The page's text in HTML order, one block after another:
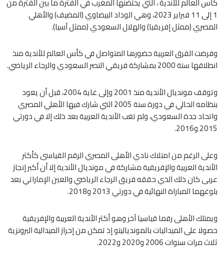
1 إلى 11 فبراير 2023، وهي الوداد البيضاوي (المضيف) والأهلي
المصري (ممثل إفريقيا) والهلال السعودي (ممثل آسيا).
وفرضت الفرق العربية حضورها المتواصل في كأس العالم للأندية منذ
انطلاقها سنة 2000 بمشاركة فريقي النصر السعودي والرجاء الرياضي.
وتوقف مونديال الأندية منذ 2001 وإلى غاية 2004، قبل أن يعود
بنظامه الحالي في دورة سنة 2005 التي شارك فيها الأهلي المصري
واتحاد جدة السعودي، ولم تغب الأندية العربية بعد ذلك إلا في دورتي
2015 و2016.
وعلى الرغم من امتلاك نادي الأهلى المصري الرقم القياسى كأكثر
الأندية العربية والإفريقية مشاركة في مونديال الأندية إلا أن أكبر إنجاز
عربى كان ذلك الذي حققه فريق الرجاء الرياضي والعين الإماراتي بعد
بلوغهما المباراة النهائية في دورتي 2013 و2018.
ويمتلك الأهلى رقما قياسيا آخر وهو أكثر الأندية العربية والإفريقية
حصولا على الميداليات بالموندياليتو إذ تمكن من إحراز الميدالية البرونزية
ثلاث مرات سنوات 2006 و2020 و2022.